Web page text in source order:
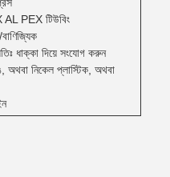
AL PEX টিউবিং
ধাক্কা দিয়ে সংযোগ করুন
অথবা নিকেল প্লাস্টিক, অথবা